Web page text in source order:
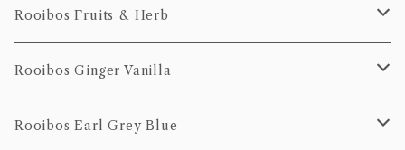
100g
20個pack
10個pack
20個pack
ティーバッグ
10個Pack
20個Pack
Rooibos Fruits & Herb
ティーバッグ
10個Pack
茶葉
Rooibos Ginger Vanilla
ティーバッグ
Rooibos Earl Grey Blue